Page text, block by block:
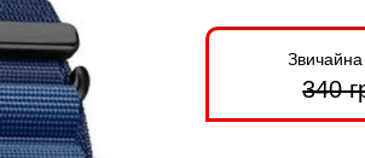
Звичайна
340